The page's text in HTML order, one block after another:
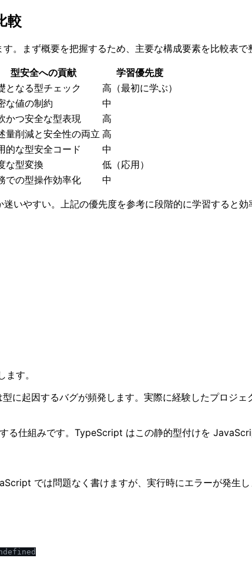
較
まず概要を把握するため、主要な構成要素を比較表で
型安全への貢献
学習優先度
となる型チェック
高（最初に学ぶ）
な値の制約
中
かつ安全な型表現
高
量削減と安全性の両立 高
的な型安全コード
中
な型変換
低（応用）
での型操作効率化 中
いやすい。上記の優先度を参考に段階的に学習すると効
す。
に起因するバグが頻発します。実際に経験したプロジ
る仕組みです。TypeScript はこの静的型付けを
では問題なく書けますが、実行時にエラーが発生し